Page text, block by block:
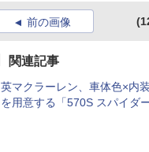
前の画像
関連記事
英マクラーレン、車体色×内
を用意する「570S スパイダ